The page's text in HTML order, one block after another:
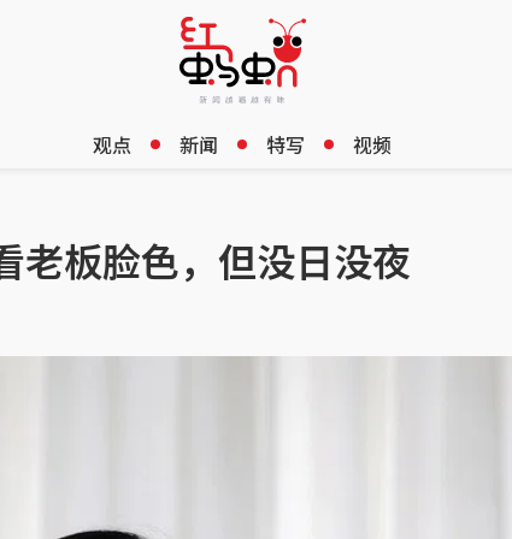
观点 新闻 特写 视频
老板脸色，但没日没夜